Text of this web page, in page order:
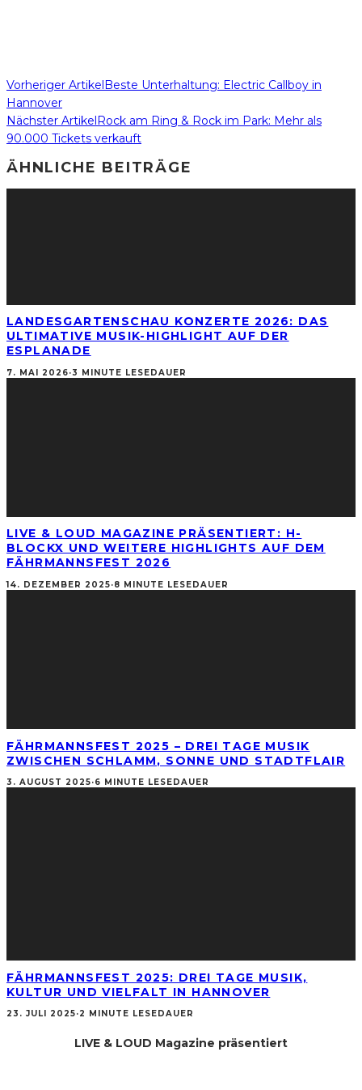
Vorheriger ArtikelBeste Unterhaltung: Electric Callboy in
Hannover
Nächster ArtikelRock am Ring & Rock im Park: Mehr als
90.000 Tickets verkauft
ÄHNLICHE BEITRÄGE
LANDESGARTENSCHAU KONZERTE 2026: DAS
ULTIMATIVE MUSIK-HIGHLIGHT AUF DER
ESPLANADE
7. MAI 2026·3 MINUTE LESEDAUER
LIVE & LOUD MAGAZINE PRÄSENTIERT: H-
BLOCKX UND WEITERE HIGHLIGHTS AUF DEM
FÄHRMANNSFEST 2026
14. DEZEMBER 2025·8 MINUTE LESEDAUER
FÄHRMANNSFEST 2025 – DREI TAGE MUSIK
ZWISCHEN SCHLAMM, SONNE UND STADTFLAIR
3. AUGUST 2025·6 MINUTE LESEDAUER
FÄHRMANNSFEST 2025: DREI TAGE MUSIK,
KULTUR UND VIELFALT IN HANNOVER
23. JULI 2025·2 MINUTE LESEDAUER
LIVE & LOUD Magazine präsentiert